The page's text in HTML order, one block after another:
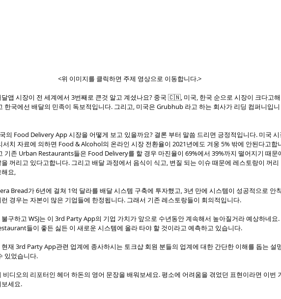
<위 이미지를 클릭하면 주제 영상으로 이동합니다.>
달앱 시장이 전 세계에서 3번째로 큰것 알고 계셨나요? 중국 🇨🇳, 미국, 한국 순으로 시장이 크다고해
한국에선 배달의 민족이 독보적입니다. 그리고, 미국은 Grubhub 라고 하는 회사가 리딩 컴퍼니입니
의 Food Delivery App 시장을 어떻게 보고 있을까요? 결론 부터 말씀 드리면 긍정적입니다. 미국
서치 자료에 의하면 Food & Alcohol의 온라인 시장 전환율이 2021년에도 겨웅 5% 밖에 안된다고합
기존 Urban Restaurants들은 Food Delivery를 할 경우 마진율이 69%에서 39%까지 떨어지기 때문
꺼리고 있다고합니다. 그리고 배달 과정에서 음식이 식고, 변질 되는 이슈 때문에 레스토랑이 꺼리
요,
Bread가 6년에 걸쳐 1억 달라를 배달 시스템 구축에 투자했고, 3년 만에 시스템이 성공적으로 안
경우는 자본이 많은 기업들에 한정됩니다. 그래서 기존 레스토랑들이 회의적입니다.
구하고 WSJ는 이 3rd Party App의 기업 가치가 앞으로 수년동안 계속해서 높아질거라 예상하네요.
들이 좋든 싫든 이 새로운 시스템에 올라 타야 할 것이라고 예측하고 있습니다.
재 3rd Party App관련 업계에 종사하시는 토크샵 회원 분들의 업계에 대한 간단한 이해를 돕는 설
있었습니다.
비디오의 리포터인 헤더 하돈의 영어 문장을 배워보세요. 평소에 어려움을 겪었던 표현이라면 이번
세요.